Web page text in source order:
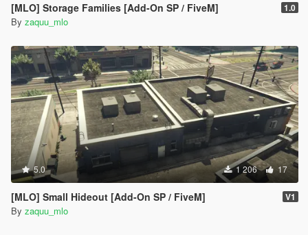
[MLO] Storage Families [Add-On SP / FiveM] 1.0
By zaquu_mlo
5.0 1 206 17
[MLO] Small Hideout [Add-On SP / FiveM] V1
By zaquu_mlo